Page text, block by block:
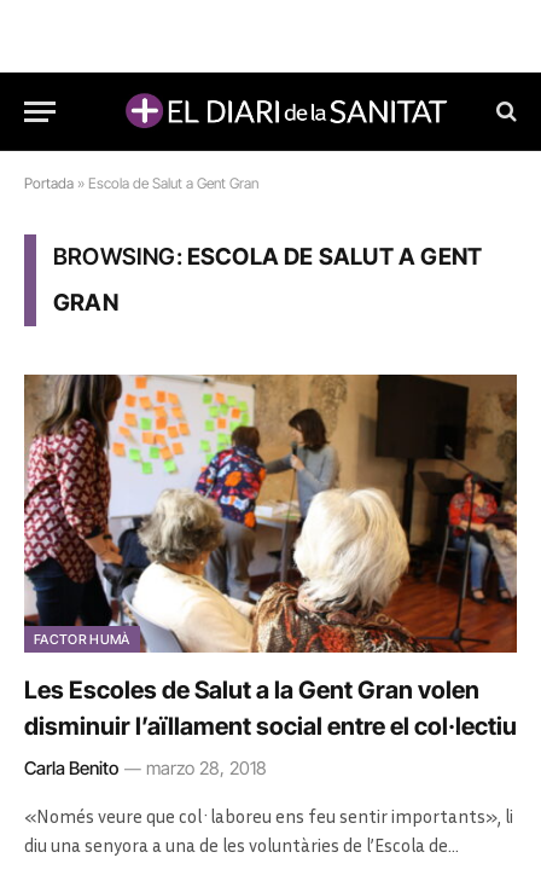
Portada » Escola de Salut a Gent Gran
BROWSING:ESCOLA DE SALUT A GENT
GRAN
FACTOR HUMÀ
Les Escoles de Salut a la Gent Gran volen
disminuir l’aïllament social entre el col·lectiu
Carla Benito marzo 28, 2018
«Només veure que col·laboreu ens feu sentir importants», li
diu una senyora a una de les voluntàries de l’Escola de…